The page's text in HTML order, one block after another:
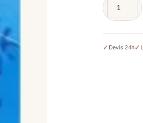
ping
✓ Devis 24h✓